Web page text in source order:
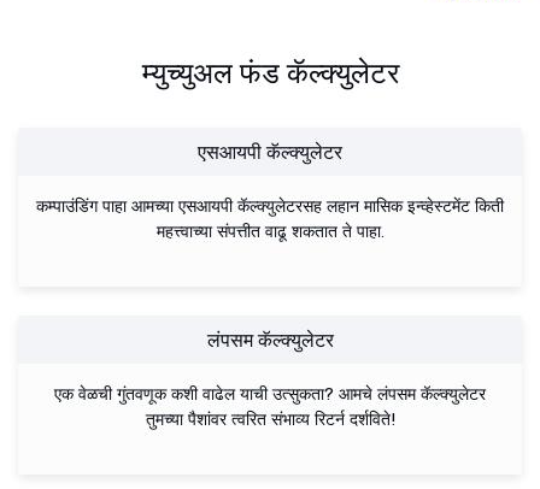
म्युच्युअल फंड कॅल्क्युलेटर
एसआयपी कॅल्क्युलेटर
कम्पाउंडिंग पाहा आमच्या एसआयपी कॅल्क्युलेटरसह लहान मासिक इन्व्हेस्टमेंट किती
महत्त्वाच्या संपत्तीत वाढू शकतात ते पाहा.
लंपसम कॅल्क्युलेटर
एक वेळची गुंतवणूक कशी वाढेल याची उत्सुकता? आमचे लंपसम कॅल्क्युलेटर
तुमच्या पैशांवर त्वरित संभाव्य रिटर्न दर्शविते!